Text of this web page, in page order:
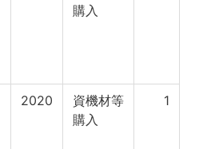
購入
2020
資機材等
購入
1